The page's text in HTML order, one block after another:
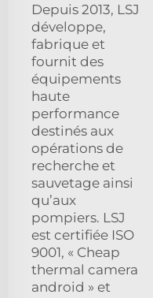
Depuis 2013, LSJ
développe,
fabrique et
fournit des
équipements
haute
performance
destinés aux
opérations de
recherche et
sauvetage ainsi
qu’aux
pompiers. LSJ
est certifiée ISO
9001, « Cheap
thermal camera
android » et